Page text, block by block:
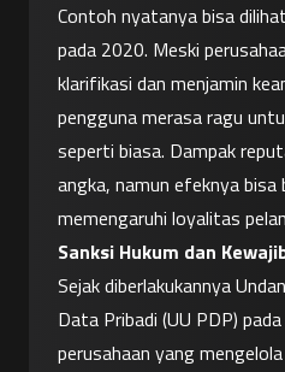
Contoh nyatanya bisa
pada 2020. Meski
klarifikasi dan menjamin
pengguna merasa ragu
seperti biasa. Dampak
angka, namun efeknya bisa
memengaruhi loyalitas
Sanksi Hukum dan
Sejak diberlakukannya
Data Pribadi (UU PDP)
perusahaan yang